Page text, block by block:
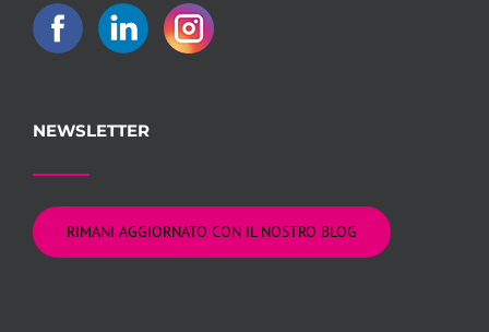
NEWSLETTER
RIMANI AGGIORNATO CON IL NOSTRO BLOG